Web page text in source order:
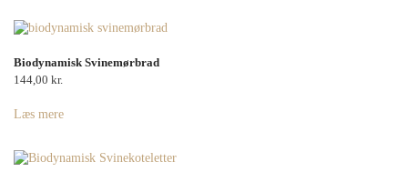
Biodynamisk Svinemørbrad
144,00 kr.
Læs mere